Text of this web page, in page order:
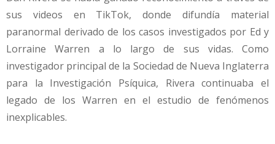
sus videos en TikTok, donde difundía material
paranormal derivado de los casos investigados por Ed y
Lorraine Warren a lo largo de sus vidas. Como
investigador principal de la Sociedad de Nueva Inglaterra
para la Investigación Psíquica, Rivera continuaba el
legado de los Warren en el estudio de fenómenos
inexplicables.